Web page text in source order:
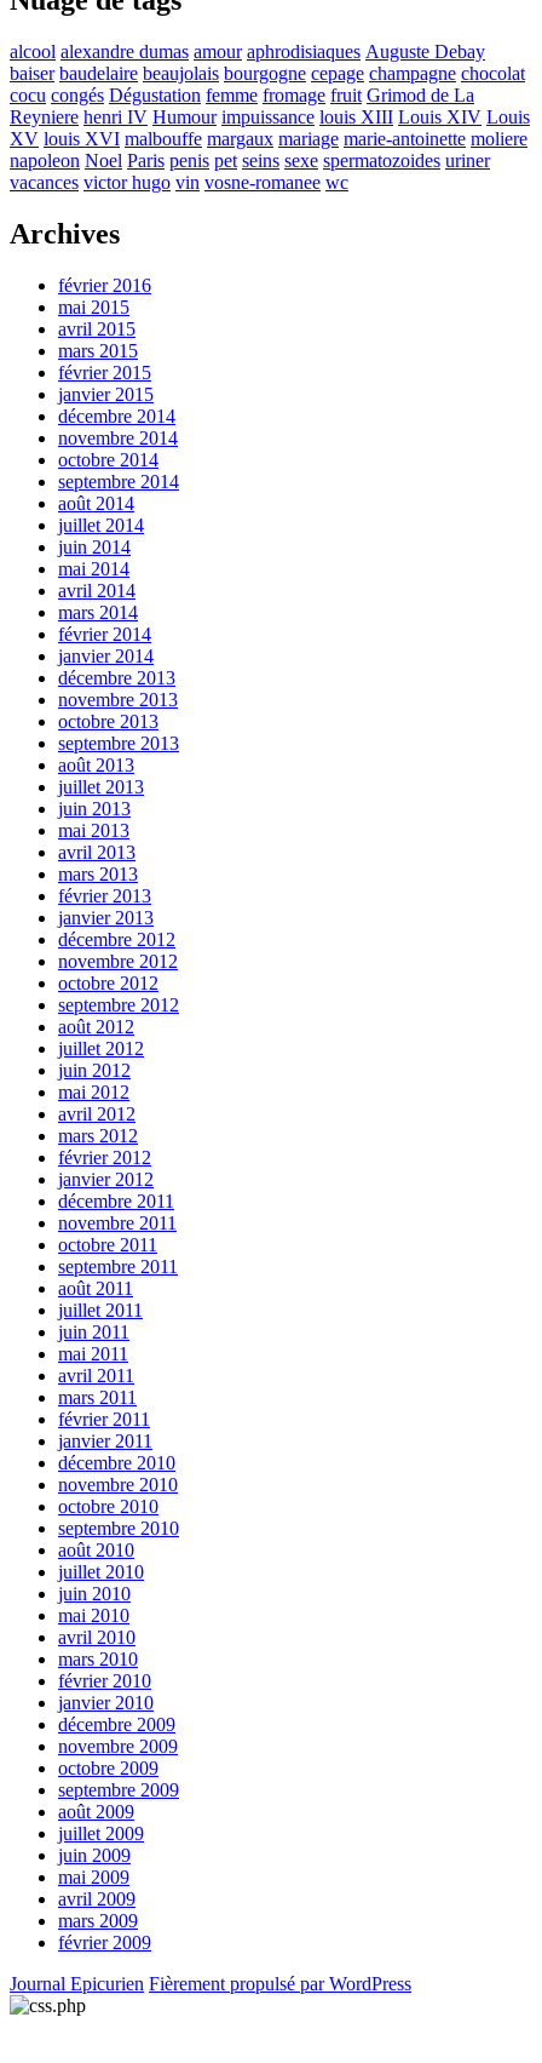
alcool alexandre dumas amour aphrodisiaques Auguste Debay
baiser baudelaire beaujolais bourgogne cepage champagne chocolat
cocu congés Dégustation femme fromage fruit Grimod de La
Reyniere henri IV Humour impuissance louis XIII Louis XIV Louis
XV louis XVI malbouffe margaux mariage marie-antoinette moliere
napoleon Noel Paris penis pet seins sexe spermatozoides uriner
vacances victor hugo vin vosne-romanee wc
Archives
février 2016
mai 2015
avril 2015
mars 2015
février 2015
janvier 2015
décembre 2014
novembre 2014
octobre 2014
septembre 2014
août 2014
juillet 2014
juin 2014
mai 2014
avril 2014
mars 2014
février 2014
janvier 2014
décembre 2013
novembre 2013
octobre 2013
septembre 2013
août 2013
juillet 2013
juin 2013
mai 2013
avril 2013
mars 2013
février 2013
janvier 2013
décembre 2012
novembre 2012
octobre 2012
septembre 2012
août 2012
juillet 2012
juin 2012
mai 2012
avril 2012
mars 2012
février 2012
janvier 2012
décembre 2011
novembre 2011
octobre 2011
septembre 2011
août 2011
juillet 2011
juin 2011
mai 2011
avril 2011
mars 2011
février 2011
janvier 2011
décembre 2010
novembre 2010
octobre 2010
septembre 2010
août 2010
juillet 2010
juin 2010
mai 2010
avril 2010
mars 2010
février 2010
janvier 2010
décembre 2009
novembre 2009
octobre 2009
septembre 2009
août 2009
juillet 2009
juin 2009
mai 2009
avril 2009
mars 2009
février 2009
Journal Epicurien Fièrement propulsé par WordPress